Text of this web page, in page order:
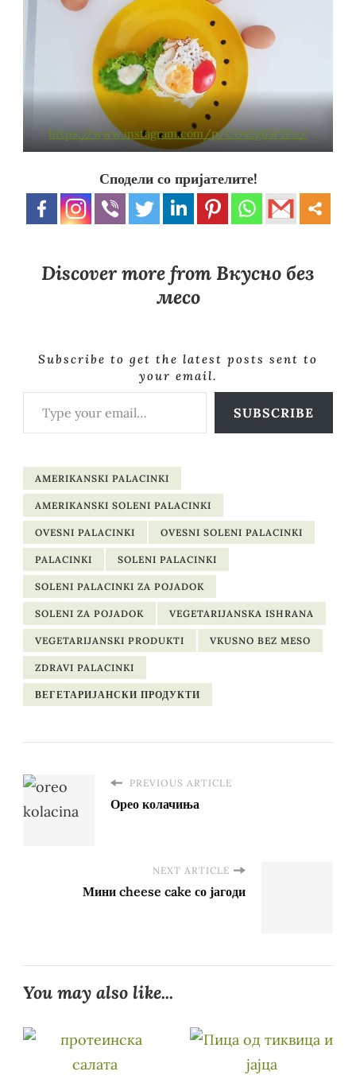
https://www.instagram.com/p/CO42g65rTFu/
Сподели со пријателите!
Discover more from Вкусно без
месо
Subscribe to get the latest posts sent to
your email.
Type your email…
SUBSCRIBE
AMERIKANSKI PALACINKI
AMERIKANSKI SOLENI PALACINKI
OVESNI PALACINKI OVESNI SOLENI PALACINKI
PALACINKI SOLENI PALACINKI
SOLENI PALACINKI ZA POJADOK
SOLENI ZA POJADOK VEGETARIJANSKA ISHRANA
VEGETARIJANSKI PRODUKTI VKUSNO BEZ MESO
ZDRAVI PALACINKI
ВЕГЕТАРИЈАНСКИ ПРОДУКТИ
PREVIOUS ARTICLE
Орео колачиња
NEXT ARTICLE
Мини cheese cake со јагоди
You may also like...